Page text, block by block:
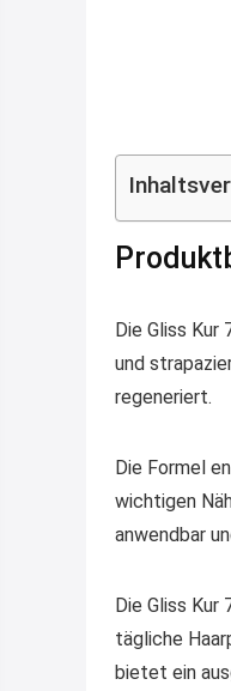
Die Gliss
und
regeneriert.
Die Formel
wichtigen
anwendbar
Die Gliss
tägliche
bietet ein